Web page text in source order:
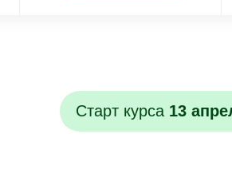
Старт курса 13